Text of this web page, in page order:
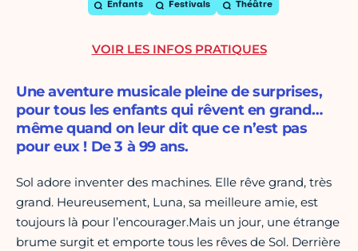
Enfants Festivals Théâtre
Une aventure musicale pleine de surprises,
pour tous les enfants qui rêvent en grand…
même quand on leur dit que ce n’est pas
pour eux ! De 3 à 99 ans.
Sol adore inventer des machines. Elle rêve grand, très
grand. Heureusement, Luna, sa meilleure amie, est
toujours là pour l’encourager.Mais un jour, une étrange
brume surgit et emporte tous les rêves de Sol. Derrière
VOIR LES INFOS PRATIQUES